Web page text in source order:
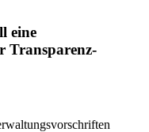
eine
Transparenz-